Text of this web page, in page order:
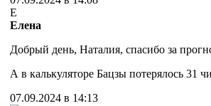
Е
Елена
Добрый день, Наталия, спасибо за
А в калькуляторе Бацзы потерялось 31
07.09.2024 в 14:13